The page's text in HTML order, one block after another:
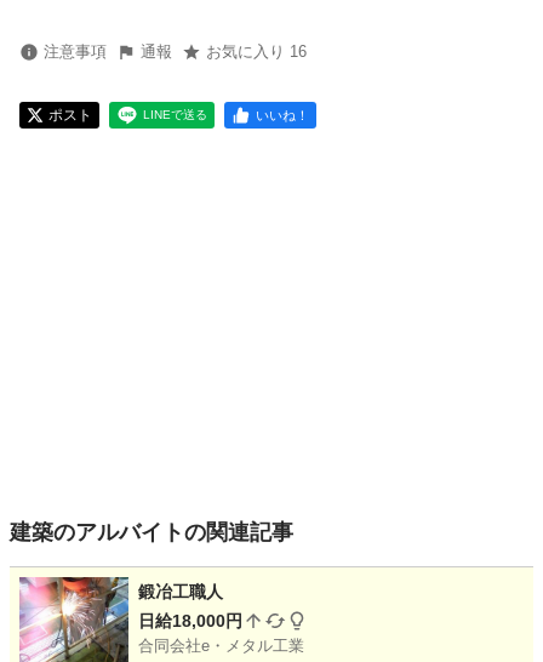
注意事項 通報 お気に入り 16
ポスト LINEで送る いいね！
建築のアルバイトの関連記事
鍛冶工職人
日給18,000円
合同会社e・メタル工業